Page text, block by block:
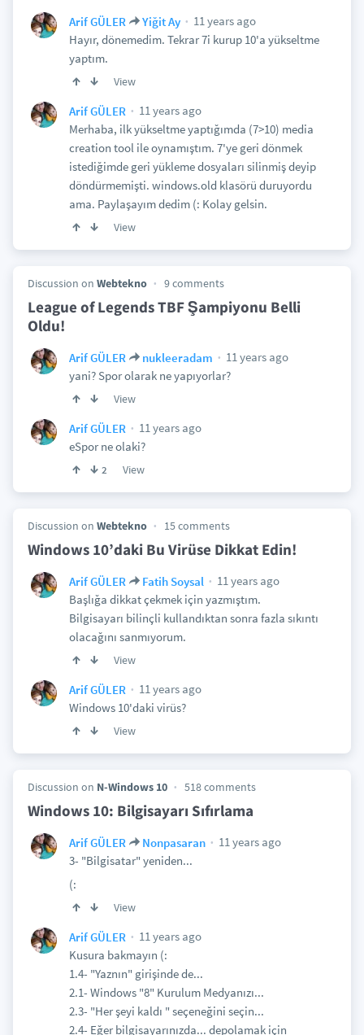
Arif GÜLER Yiğit Ay
11 years ago
Hayır, dönemedim. Tekrar 7i kurup 10'a yükseltme
yaptım.
View
Arif GÜLER
11 years ago
Merhaba, ilk yükseltme yaptığımda (7>10) media
creation tool ile oynamıştım. 7'ye geri dönmek
istediğimde geri yükleme dosyaları silinmiş deyip
döndürmemişti. windows.old klasörü duruyordu
ama. Paylaşayım dedim (: Kolay gelsin.
View
Discussion on Webtekno 9 comments
League of Legends TBF Şampiyonu Belli
Oldu!
Arif GÜLER nukleeradam
11 years ago
yani? Spor olarak ne yapıyorlar?
View
Arif GÜLER
11 years ago
eSpor ne olaki?
2 View
Discussion on Webtekno 15 comments
Windows 10’daki Bu Virüse Dikkat Edin!
Arif GÜLER Fatih Soysal
11 years ago
Başlığa dikkat çekmek için yazmıştım.
Bilgisayarı bilinçli kullandıktan sonra fazla sıkıntı
olacağını sanmıyorum.
View
Arif GÜLER
11 years ago
Windows 10'daki virüs?
View
Discussion on N-Windows 10 518 comments
Windows 10: Bilgisayarı Sıfırlama
Arif GÜLER Nonpasaran
11 years ago
3- "Bilgisatar" yeniden...
(:
View
Arif GÜLER
11 years ago
Kusura bakmayın (:
1.4- "Yaznın" girişinde de...
2.1- Windows "8" Kurulum Medyanızı...
2.3- "Her şeyi kaldı " seçeneğini seçin...
2.4- Eğer bilgisayarınızda... depolamak için